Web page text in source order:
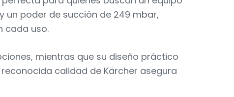
un poder de succión de 249 mbar,
cada uso.
mientras que su diseño práctico
calidad de Kärcher asegura